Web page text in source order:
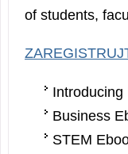
of students,
Business
STEM